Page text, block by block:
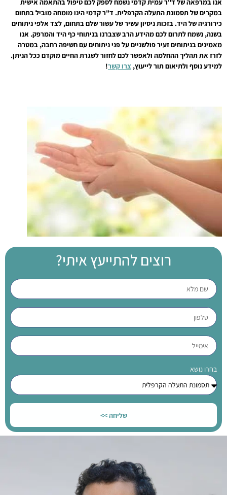
במקרים של תסמונת התעלה הקרפלית. ד"ר קדמי הינו מומחה מוביל בתחום
כירורגיה של היד. בזכות ניסיון עשיר של עשור שלם בתחום, לצד אלפי ניתוחים
בשנה, נשמח לתרום לכם מהידע הרב שצברנו בניתוחי כף היד והמרפק. אנו
מאמינים בניתוחים זעיר פולשניים על פני ניתוחים עם חשיפה רחבה, במטרה
לזרז את תהליך ההחלמה ולאפשר לכם לחזור לשגרת החיים מוקדם ככל הניתן.
למידע נוסף ולתיאום תור לייעוץ, צרו קשר!
רוצים להתייעץ איתי?
בחרו נושא
שליחה >>